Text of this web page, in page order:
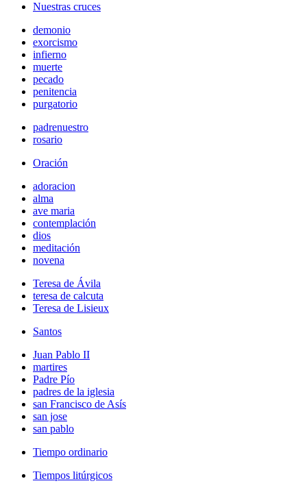
Nuestras cruces
demonio
exorcismo
infierno
muerte
pecado
penitencia
purgatorio
padrenuestro
rosario
Oración
adoracion
alma
ave maria
contemplación
dios
meditación
novena
Teresa de Ávila
teresa de calcuta
Teresa de Lisieux
Santos
Juan Pablo II
martires
Padre Pío
padres de la iglesia
san Francisco de Asís
san jose
san pablo
Tiempo ordinario
Tiempos litúrgicos